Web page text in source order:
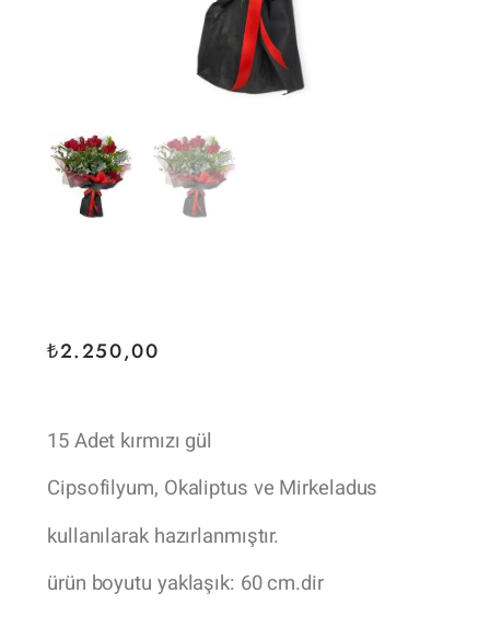
₺2.250,00
15 Adet kırmızı gül
Cipsofilyum, Okaliptus ve Mirkeladus
kullanılarak hazırlanmıştır.
ürün boyutu yaklaşık: 60 cm.dir